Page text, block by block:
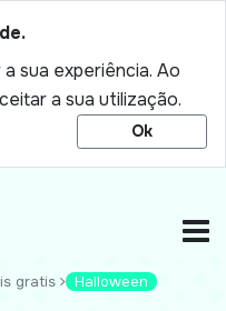
sua experiência. Ao
a sua utilização.
Ok
gratis Halloween